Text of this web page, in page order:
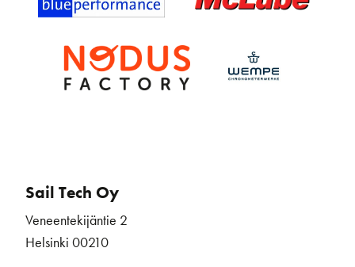
Sail Tech Oy
Veneentekijäntie 2
Helsinki 00210